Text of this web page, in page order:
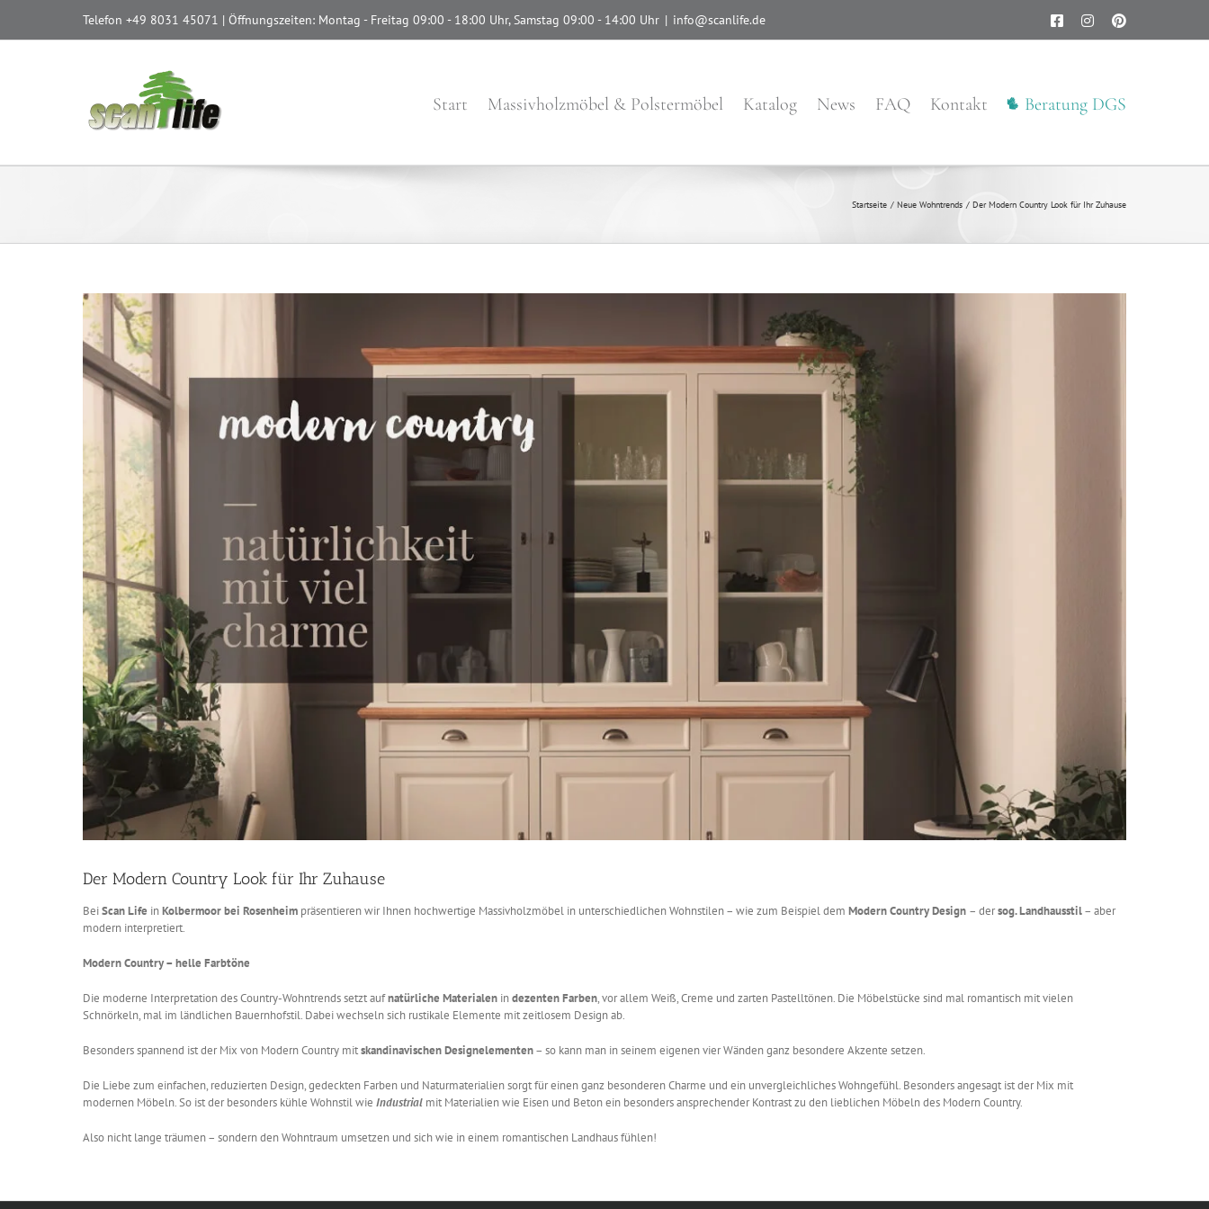
springen
Telefon +49 8031 45071 | Öffnungszeiten: Montag - Freitag 09:00 - 18:00 Uhr, Samstag 09:00 - 14:00 Uhr | info@scanlife.de FacebookInstagramPinterest
Start Massivholzmöbel & Polstermöbel Katalog News FAQ Kontakt Beratung DGS
Startseite Neue Wohntrends Der Modern Country Look für Ihr Zuhause
Zeige
grösseres
Bild
Der Modern Country Look für Ihr Zuhause
BeiScan Life inKolbermoor bei Rosenheim präsentieren wir Ihnen hochwertige Massivholzmöbel in unterschiedlichen Wohnstilen – wie zum Beispiel dem Modern Country Design – dersog. Landhausstil– aber
modern interpretiert.
Modern Country – helle Farbtöne
Die moderne Interpretation des Country-Wohntrends setzt aufnatürliche Materialen indezenten Farben, vor allem Weiß, Creme und zarten Pastelltönen. Die Möbelstücke sind mal romantisch mit vielen
Schnörkeln, mal im ländlichen Bauernhofstil. Dabei wechseln sich rustikale Elemente mit zeitlosem Design ab.
Besonders spannend ist der Mix von Modern Country mitskandinavischen Designelementen– so kann man in seinem eigenen vier Wänden ganz besondere Akzente setzen.
Die Liebe zum einfachen, reduzierten Design, gedeckten Farben und Naturmaterialien sorgt für einen ganz besonderen Charme und ein unvergleichliches Wohngefühl. Besonders angesagt ist der Mix mit
modernen Möbeln. So ist der besonders kühle Wohnstil wie Industrial mit Materialien wie Eisen und Beton ein besonders ansprechender Kontrast zu den lieblichen Möbeln des Modern Country.
Also nicht lange träumen – sondern den Wohntraum umsetzen und sich wie in einem romantischen Landhaus fühlen!